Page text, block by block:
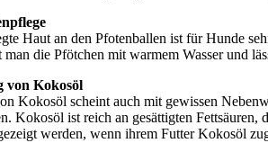
Haut an den Pfotenballen ist für Hunde
man die Pfötchen mit warmem Wasser und
von Kokosöl
Kokosöl scheint auch mit gewissen
Kokosöl ist reich an gesättigten
werden, wenn ihrem Futter Kokosöl